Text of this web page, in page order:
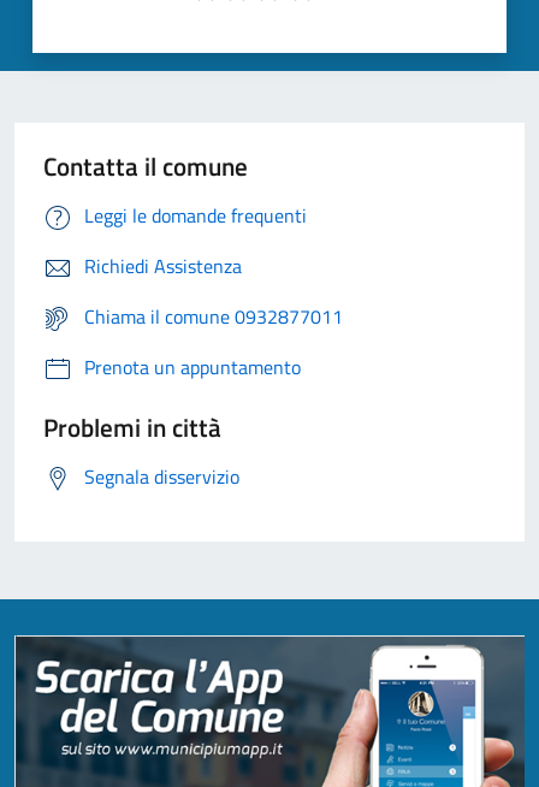
Contatta il comune
Leggi le domande frequenti
Richiedi Assistenza
Chiama il comune 0932877011
Prenota un appuntamento
Problemi in città
Segnala disservizio